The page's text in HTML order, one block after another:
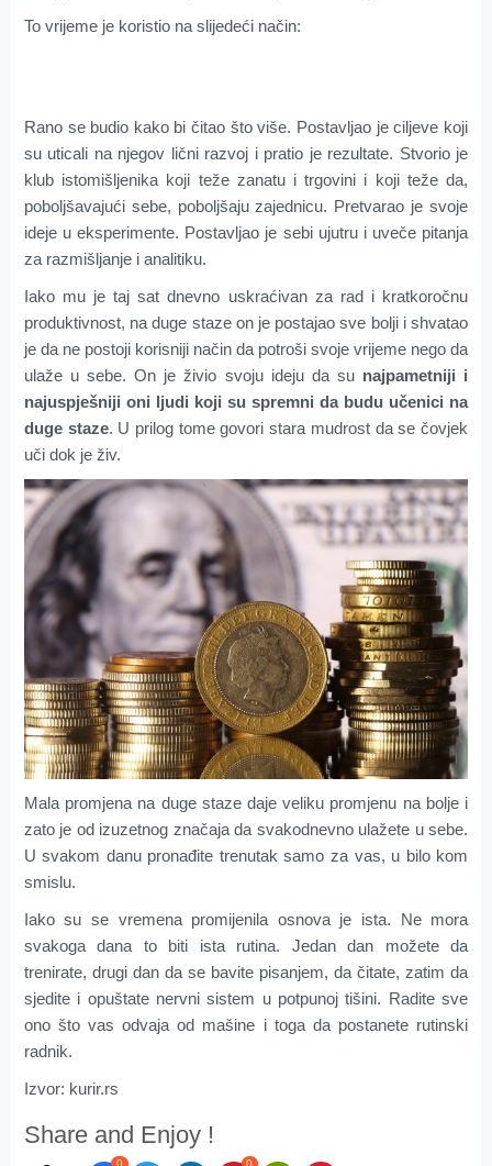
To vrijeme je koristio na slijedeći način:
Rano se budio kako bi čitao što više. Postavljao je ciljeve koji
su uticali na njegov lični razvoj i pratio je rezultate. Stvorio je
klub istomišljenika koji teže zanatu i trgovini i koji teže da,
poboljšavajući sebe, poboljšaju zajednicu. Pretvarao je svoje
ideje u eksperimente. Postavljao je sebi ujutru i uveče pitanja
za razmišljanje i analitiku.
Iako mu je taj sat dnevno uskraćivan za rad i kratkoročnu
produktivnost, na duge staze on je postajao sve bolji i shvatao
je da ne postoji korisniji način da potroši svoje vrijeme nego da
ulaže u sebe. On je živio svoju ideju da su najpametniji i
najuspješniji oni ljudi koji su spremni da budu učenici na
duge staze. U prilog tome govori stara mudrost da se čovjek
uči dok je živ.
Mala promjena na duge staze daje veliku promjenu na bolje i
zato je od izuzetnog značaja da svakodnevno ulažete u sebe.
U svakom danu pronađite trenutak samo za vas, u bilo kom
smislu.
Iako su se vremena promijenila osnova je ista. Ne mora
svakoga dana to biti ista rutina. Jedan dan možete da
trenirate, drugi dan da se bavite pisanjem, da čitate, zatim da
sjedite i opuštate nervni sistem u potpunoj tišini. Radite sve
ono što vas odvaja od mašine i toga da postanete rutinski
radnik.
Izvor: kurir.rs
Share and Enjoy !